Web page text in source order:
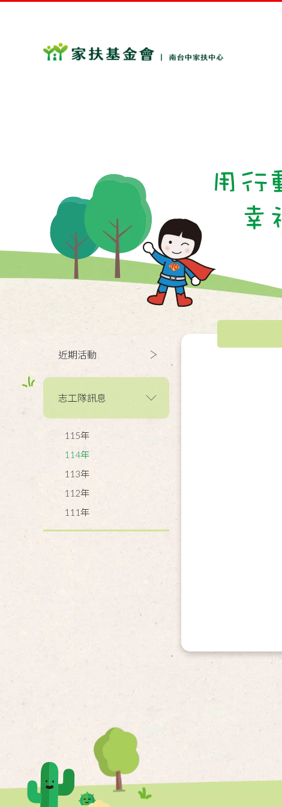
近期活動
志工隊訊息
115年
114年
113年
112年
111年